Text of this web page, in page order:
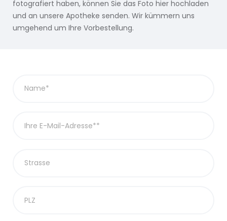
fotografiert haben, können Sie das Foto hier hochladen
und an unsere Apotheke senden. Wir kümmern uns
umgehend um Ihre Vorbestellung.